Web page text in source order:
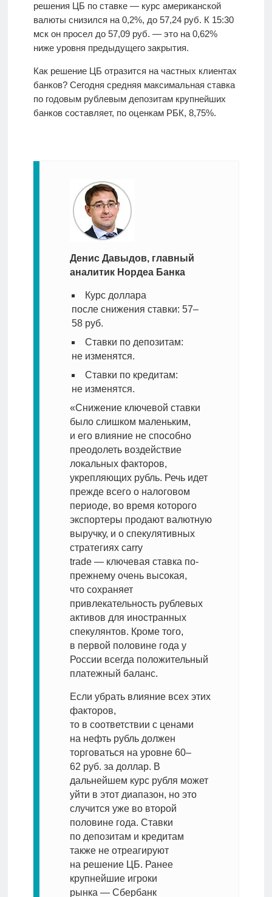
решения ЦБ по ставке — курс американской
валюты снизился на 0,2%, до 57,24 руб. К 15:30
мск он просел до 57,09 руб. — это на 0,62%
ниже уровня предыдущего закрытия.
Как решение ЦБ отразится на частных клиентах
банков? Сегодня средняя максимальная ставка
по годовым рублевым депозитам крупнейших
банков составляет, по оценкам РБК, 8,75%.
Денис Давыдов, главный
аналитик Нордеа Банка
Курс доллара
после снижения ставки: 57–
58 руб.
Ставки по депозитам:
не изменятся.
Ставки по кредитам:
не изменятся.
«Снижение ключевой ставки
было слишком маленьким,
и его влияние не способно
преодолеть воздействие
локальных факторов,
укрепляющих рубль. Речь идет
прежде всего о налоговом
периоде, во время которого
экспортеры продают валютную
выручку, и о спекулятивных
стратегиях carry
trade — ключевая ставка по-
прежнему очень высокая,
что сохраняет
привлекательность рублевых
активов для иностранных
спекулянтов. Кроме того,
в первой половине года у
России всегда положительный
платежный баланс.
Если убрать влияние всех этих
факторов,
то в соответствии с ценами
на нефть рубль должен
торговаться на уровне 60–
62 руб. за доллар. В
дальнейшем курс рубля может
уйти в этот диапазон, но это
случится уже во второй
половине года. Ставки
по депозитам и кредитам
также не отреагируют
на решение ЦБ. Ранее
крупнейшие игроки
рынка — Сбербанк